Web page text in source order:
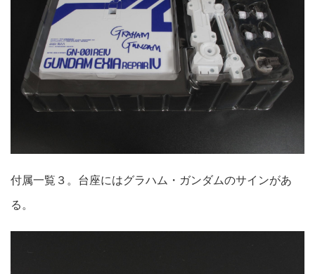
付属一覧３。台座にはグラハム・ガンダムのサインがあ
る。